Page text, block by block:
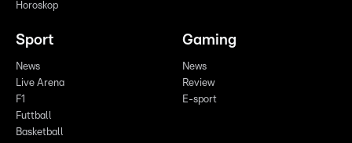
Horoskop
Sport
News
Live Arena
F1
Futtball
Basketball
Gaming
News
Review
E-sport